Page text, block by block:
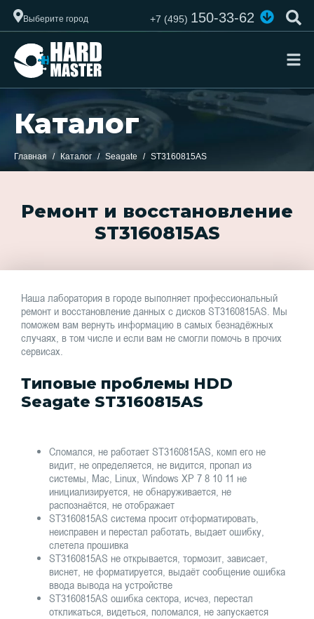
Выберите город +7 (495)150-33-62
Каталог
Главная Каталог Seagate ST3160815AS
Ремонт и восстановление
ST3160815AS
Наша лаборатория в городе выполняет профессиональный
ремонт и восстановление данных с дисков ST3160815AS. Мы
поможем вам вернуть информацию в самых безнадёжных
случаях, в том числе и если вам не смогли помочь в прочих
сервисах.
Типовые проблемы HDD
Seagate ST3160815AS
Сломался, не работает ST3160815AS, комп его не
видит, не определяется, не видится, пропал из
системы, Mac, Linux, Windows XP 7 8 10 11 не
инициализируется, не обнаруживается, не
распознаётся, не отображает
ST3160815AS система просит отформатировать,
неисправен и перестал работать, выдает ошибку,
слетела прошивка
ST3160815AS не открывается, тормозит, зависает,
виснет, не форматируется, выдаёт сообщение ошибка
ввода вывода на устройстве
ST3160815AS ошибка сектора, исчез, перестал
откликаться, видеться, поломался, не запускается